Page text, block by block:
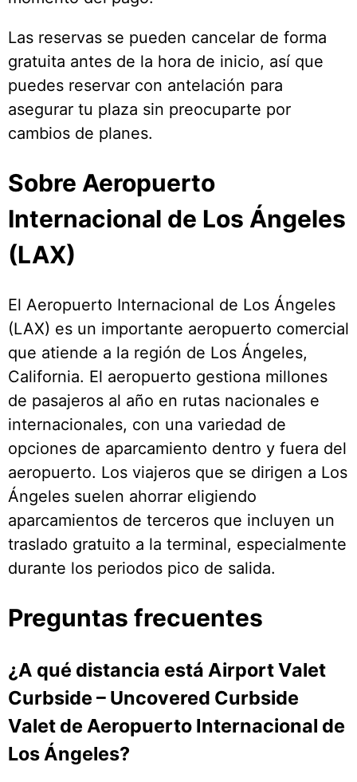
Las reservas se pueden cancelar de forma
gratuita antes de la hora de inicio, así que
puedes reservar con antelación para
asegurar tu plaza sin preocuparte por
cambios de planes.
Sobre Aeropuerto
Internacional de Los Ángeles
(LAX)
El Aeropuerto Internacional de Los Ángeles
(LAX) es un importante aeropuerto comercial
que atiende a la región de Los Ángeles,
California. El aeropuerto gestiona millones
de pasajeros al año en rutas nacionales e
internacionales, con una variedad de
opciones de aparcamiento dentro y fuera del
aeropuerto. Los viajeros que se dirigen a Los
Ángeles suelen ahorrar eligiendo
aparcamientos de terceros que incluyen un
traslado gratuito a la terminal, especialmente
durante los periodos pico de salida.
Preguntas frecuentes
¿A qué distancia está Airport Valet
Curbside – Uncovered Curbside
Valet de Aeropuerto Internacional de
Los Ángeles?